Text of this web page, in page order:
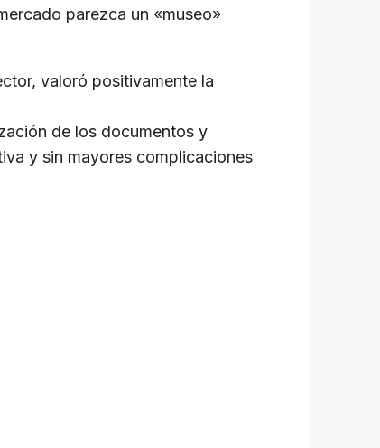
parezca un «museo»
valoró positivamente la
de los documentos y
y sin mayores complicaciones